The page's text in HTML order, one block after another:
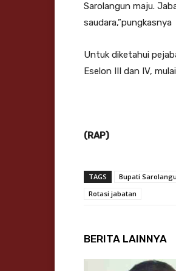
Sarolangun maju.
saudara,”pungkasnya
Untuk diketahui
Eselon III dan IV,
(RAP)
TAGS Bupati
Rotasi jabatan
BERITA LAINNYA